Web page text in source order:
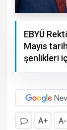
EBYÜ
Mayıs
şenlikleri
A+ A-